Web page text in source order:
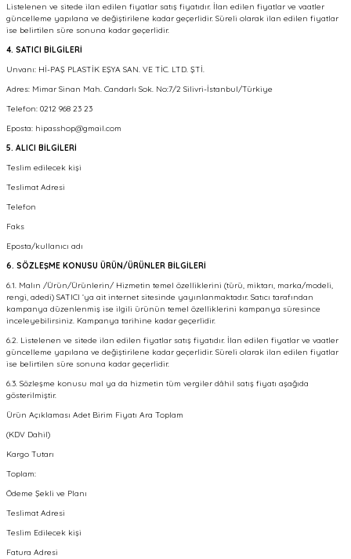
Listelenen ve sitede ilan edilen fiyatlar satış fiyatıdır. İlan edilen fiyatlar ve vaatler
güncelleme yapılana ve değiştirilene kadar geçerlidir. Süreli olarak ilan edilen fiyatlar
ise belirtilen süre sonuna kadar geçerlidir.
4. SATICI BİLGİLERİ
Unvanı: Hİ-PAŞ PLASTİK EŞYA SAN. VE TİC. LTD. ŞTİ.
Adres: Mimar Sinan Mah. Candarlı Sok. No:7/2 Silivri-İstanbul/Türkiye
Telefon: 0212 968 23 23
Eposta: hipasshop@gmail.com
5. ALICI BİLGİLERİ
Teslim edilecek kişi
Teslimat Adresi
Telefon
Faks
Eposta/kullanıcı adı
6. SÖZLEŞME KONUSU ÜRÜN/ÜRÜNLER BİLGİLERİ
6.1. Malın /Ürün/Ürünlerin/ Hizmetin temel özelliklerini (türü, miktarı, marka/modeli,
rengi, adedi) SATICI ‘ya ait internet sitesinde yayınlanmaktadır. Satıcı tarafından
kampanya düzenlenmiş ise ilgili ürünün temel özelliklerini kampanya süresince
inceleyebilirsiniz. Kampanya tarihine kadar geçerlidir.
6.2. Listelenen ve sitede ilan edilen fiyatlar satış fiyatıdır. İlan edilen fiyatlar ve vaatler
güncelleme yapılana ve değiştirilene kadar geçerlidir. Süreli olarak ilan edilen fiyatlar
ise belirtilen süre sonuna kadar geçerlidir.
6.3. Sözleşme konusu mal ya da hizmetin tüm vergiler dâhil satış fiyatı aşağıda
gösterilmiştir.
Ürün Açıklaması Adet Birim Fiyatı Ara Toplam
(KDV Dahil)
Kargo Tutarı
Toplam:
Ödeme Şekli ve Planı
Teslimat Adresi
Teslim Edilecek kişi
Fatura Adresi